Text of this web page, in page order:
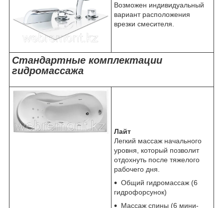
Возможен индивидуальный
вариант расположения
врезки смесителя.
Стандартные комплектации
гидромассажа
Лайт
Легкий массаж начального
уровня, который позволит
отдохнуть после тяжелого
рабочего дня.
Общий гидромассаж (6
гидрофорсунок)
Массаж спины (6 мини-